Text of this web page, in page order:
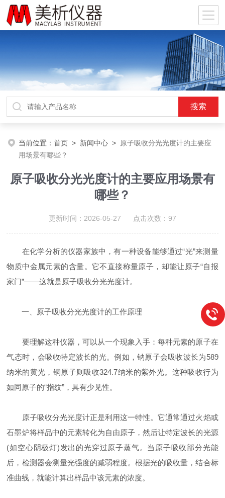
当前位置：首页 > 新闻中心 > 原子吸收分光光度计的主要应
用场景有哪些？
原子吸收分光光度计的主要应用场景有
哪些？
更新时间：2026-05-27 点击次数：97
在化学分析的仪器家族中，有一种设备能够通过“光”来测量
物质中金属元素的含量。它不直接称量原子，却能让原子“自报
家门”——这就是原子吸收分光光度计。
一、原子吸收分光光度计的工作原理
要理解这种仪器，可以从一个现象入手：每种元素的原子在
气态时，会吸收特定波长的光。例如，钠原子会吸收波长为589
纳米的黄光，铜原子则吸收324.7纳米的紫外光。这种吸收行为
如同原子的“指纹”，具有少见性。
原子吸收分光光度计正是利用这一特性。它通常通过火焰或
石墨炉将样品中的元素转化为自由原子，然后让特定波长的光源
(如空心阴极灯)发出的光穿过原子蒸气。当原子吸收部分光能
后，检测器会测量光强度的减弱程度。根据光的吸收量，结合标
准曲线，就能计算出样品中该元素的浓度。